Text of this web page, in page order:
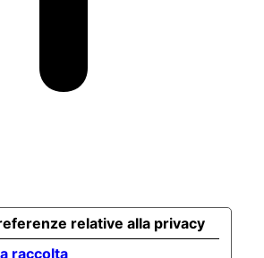
raccolta
relative alla privacy